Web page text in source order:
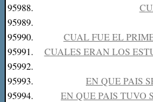
95988.
95989.
95990.
CUAL FUE EL
95991.
CUALES ERAN LOS
95992.
95993.
EN QUE PAIS
95994.
EN QUE PAIS TUVO